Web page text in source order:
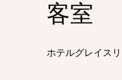
客室
ホテルグレイス